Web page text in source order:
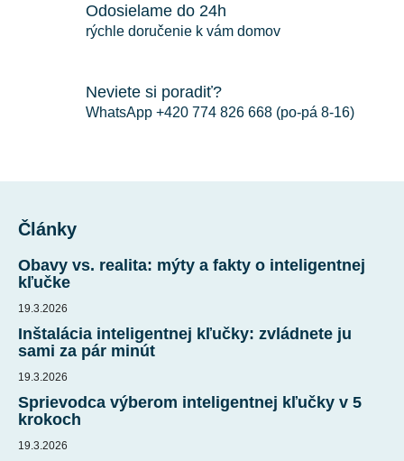
k
y
p
i
Odosielame do 24h
rýchle doručenie k vám domov
Neviete si poradiť?
WhatsApp +420 774 826 668 (po-pá 8-16)
Články
Obavy vs. realita: mýty a fakty o inteligentnej
kľučke
19.3.2026
Inštalácia inteligentnej kľučky: zvládnete ju
sami za pár minút
19.3.2026
Sprievodca výberom inteligentnej kľučky v 5
krokoch
19.3.2026